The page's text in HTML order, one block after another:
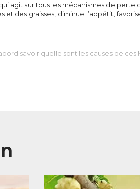
agit sur tous les mécanismes de perte
et des graisses, diminue l’appétit,
savoir quelle sont les causes de ces
seulement il stockera moins mais il sera aussi